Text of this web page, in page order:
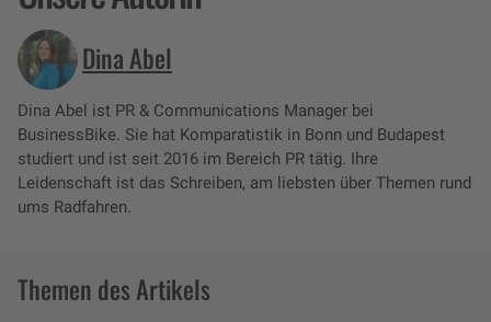
Dina Abel
Dina Abel ist PR & Communications Manager bei
BusinessBike. Sie hat Komparatistik in Bonn und Budapest
studiert und ist seit 2016 im Bereich PR tätig. Ihre
Leidenschaft ist das Schreiben, am liebsten über Themen rund
ums Radfahren.
Themen des Artikels